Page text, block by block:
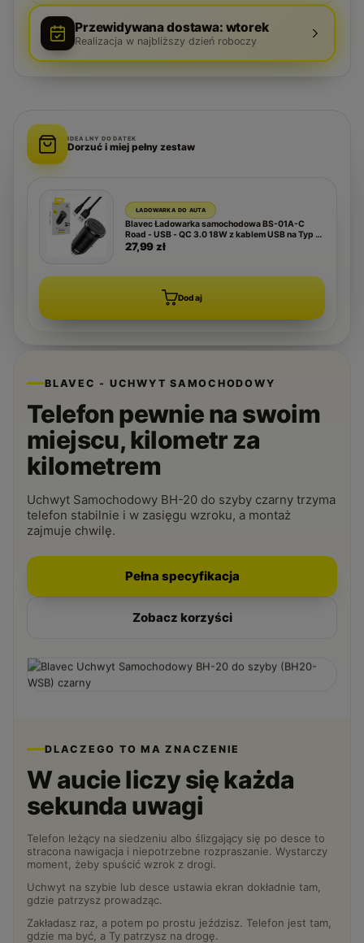
Przewidywana dostawa: wtorek
Realizacja w najbliższy dzień roboczy
IDEALNY DODATEK
Dorzuć i miej pełny zestaw
ŁADOWARKA DO AUTA
Blavec Ładowarka samochodowa BS-01A-C
Road - USB - QC 3.0 18W z kablem USB na Typ C
(CCBS01ACR-UB) czarna
27,99 zł
Dodaj
BLAVEC - UCHWYT SAMOCHODOWY
Telefon pewnie na swoim
miejscu, kilometr za
kilometrem
Uchwyt Samochodowy BH-20 do szyby czarny trzyma
telefon stabilnie i w zasięgu wzroku, a montaż
zajmuje chwilę.
Pełna specyfikacja
Zobacz korzyści
DLACZEGO TO MA ZNACZENIE
W aucie liczy się każda
sekunda uwagi
Telefon leżący na siedzeniu albo ślizgający się po desce to
stracona nawigacja i niepotrzebne rozpraszanie. Wystarczy
moment, żeby spuścić wzrok z drogi.
Uchwyt na szybie lub desce ustawia ekran dokładnie tam,
gdzie patrzysz prowadząc.
Zakładasz raz, a potem po prostu jeździsz. Telefon jest tam,
gdzie ma być, a Ty patrzysz na drogę.